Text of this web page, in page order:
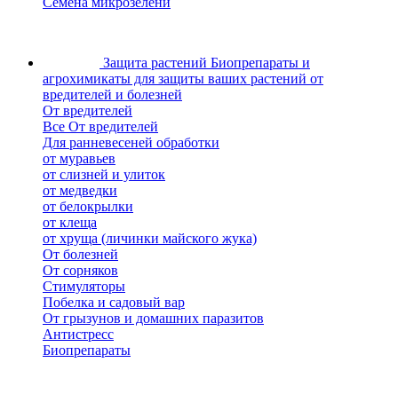
Защита растений Биопрепараты и
агрохимикаты для защиты ваших растений от
вредителей и болезней
От вредителей
Все От вредителей
Для ранневесеней обработки
от муравьев
от слизней и улиток
от медведки
от белокрылки
от клеща
от хруща (личинки майского жука)
От болезней
От сорняков
Стимуляторы
Побелка и садовый вар
От грызунов и домашних паразитов
Антистресс
Биопрепараты